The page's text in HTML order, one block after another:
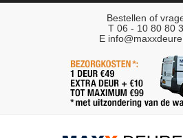
Bestellen of
T 06 - 10 80 80
E